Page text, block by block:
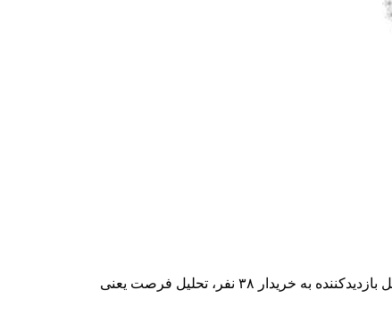
تعداد کل بازدیدکنندگان ۷۶۰ نفر، بازدیدکننده جدید ۳۸۰ نفر، پاسخ به پیگیری بعد از نمایشگاه ۱۹۰ نفر (چه ایمیل چه تلفن)، تبدیل بازدیدکننده به خریدار ۳۸ نفر، تحلیل فرصت یعنی